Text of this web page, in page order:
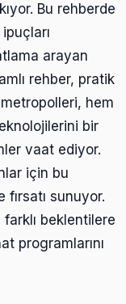
Bu rehberde
arayan
rehber, pratik
hem
bir
vaat ediyor.
için bu
sunuyor.
beklentilere
programlarını